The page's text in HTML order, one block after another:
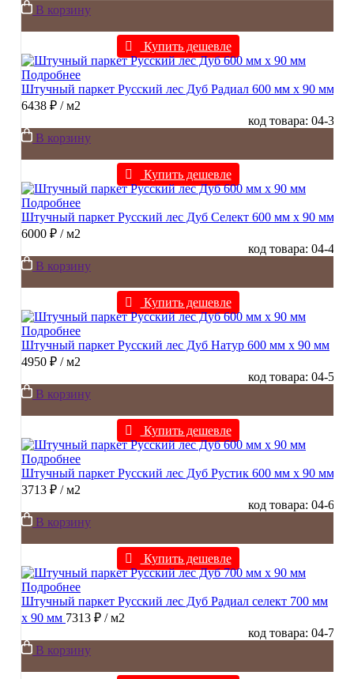
В корзину
Купить дешевле
Подробнее
Штучный паркет Русский лес Дуб Радиал 600 мм х 90 мм
6438 ₽ / м2
код товара: 04-3
В корзину
Купить дешевле
Подробнее
Штучный паркет Русский лес Дуб Селект 600 мм х 90 мм
6000 ₽ / м2
код товара: 04-4
В корзину
Купить дешевле
Подробнее
Штучный паркет Русский лес Дуб Натур 600 мм х 90 мм
4950 ₽ / м2
код товара: 04-5
В корзину
Купить дешевле
Подробнее
Штучный паркет Русский лес Дуб Рустик 600 мм х 90 мм
3713 ₽ / м2
код товара: 04-6
В корзину
Купить дешевле
Подробнее
Штучный паркет Русский лес Дуб Радиал cелект 700 мм
х 90 мм 7313 ₽ / м2
код товара: 04-7
В корзину